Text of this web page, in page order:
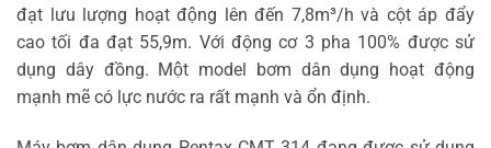
đạt lưu lượng hoạt động lên đến 7,8m³/h và cột áp đẩy
cao tối đa đạt 55,9m. Với động cơ 3 pha 100% được sử
dụng dây đồng. Một model bơm dân dụng hoạt động
mạnh mẽ có lực nước ra rất mạnh và ổn định.